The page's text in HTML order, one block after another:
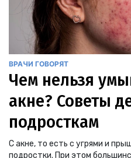
ВРАЧИ ГОВОРЯТ
Чем нельзя
акне? Советы
подросткам
С акне, то есть с угрями и
подростки. При этом